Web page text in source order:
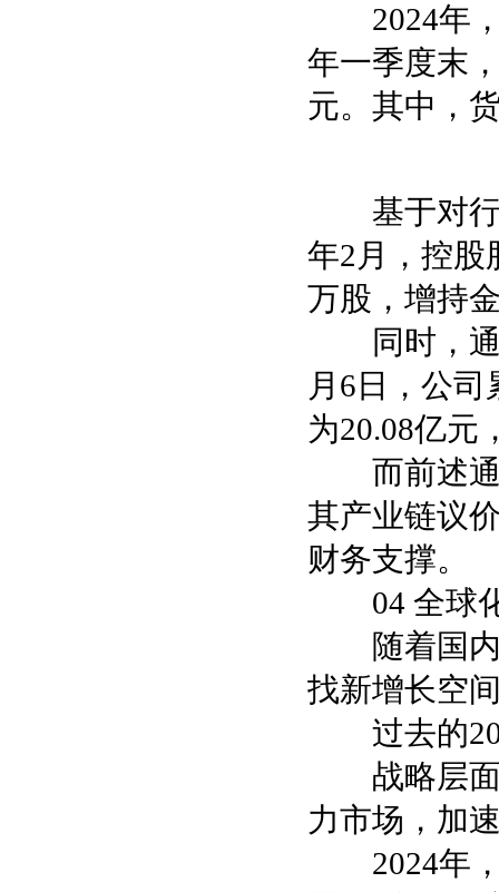
2024年，
年一季度末
元。其中，
基于对行
年2月，控股
万股，增持
同时，通
月6日，公司
为20.08亿元
而前述通
其产业链议
财务支撑。
04 全球化
随着国内
找新增长空
过去的
战略层面
力市场，加
2024年，